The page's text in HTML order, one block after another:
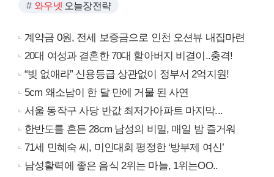
와우넷 오늘장전략
계약금 0원, 전세 보증금으로 인천 오션뷰 내집마련
20대 여성과 결혼한 70대 할아버지 비결이..충격!
“빚 없애라” 신용등급 상관없이 정부서 2억지원!
5cm 왜소남이 한 달 만에 거물 된 사연
서울 동작구 사당 반값 최저가아파트 마지막...
한반도를 흔든 28cm 남성의 비밀, 매일 밤 즐거워
71세 민혜숙 씨, 미인대회 평정한 ‘방부제 여신’
남성활력에 좋은 음식 2위는 마늘, 1위는OO..